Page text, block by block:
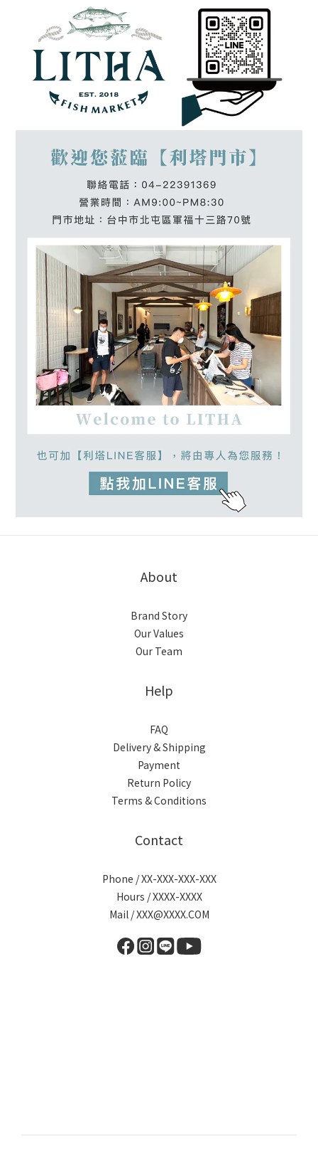
About
Brand Story
Our Values
Our Team
Help
FAQ
Delivery & Shipping
Payment
Return Policy
Terms & Conditions
Contact
Phone / XX-XXX-XXX-XXX
Hours / XXXX-XXXX
Mail / XXX@XXXX.COM